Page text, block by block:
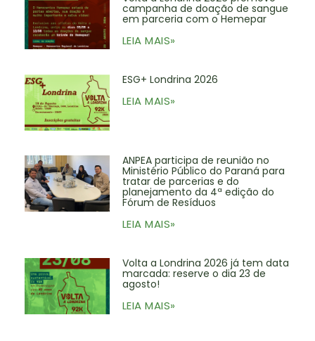
campanha de doação de sangue
em parceria com o Hemepar
LEIA MAIS»
ESG+ Londrina 2026
LEIA MAIS»
ANPEA participa de reunião no
Ministério Público do Paraná para
tratar de parcerias e do
planejamento da 4ª edição do
Fórum de Resíduos
LEIA MAIS»
Volta a Londrina 2026 já tem data
marcada: reserve o dia 23 de
agosto!
LEIA MAIS»